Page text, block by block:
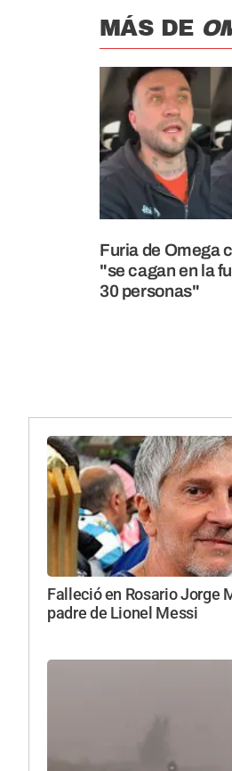
MÁS DE
Furia de Omega
"se cagan en la
30 personas"
Falleció en Rosario Jorge
padre de Lionel Messi